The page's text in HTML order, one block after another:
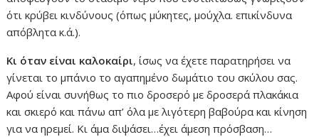
ότι κρύβει κινδύνους (όπως μύκητες, μούχλα. επικίνδυνα
απόβλητα κ.ά.).
Κι όταν είναι καλοκαίρι, ίσως να έχετε παρατηρήσει να
γίνεται το μπάνιο το αγαπημένο δωμάτιο του σκύλου σας.
Αφού είναι συνήθως το πιο δροσερό με δροσερά πλακάκια
και σκιερό και πάνω απ’ όλα με λιγότερη βαβούρα και κίνηση
για να ηρεμεί. Κι άμα διψάσει…έχει άμεση πρόσβαση…